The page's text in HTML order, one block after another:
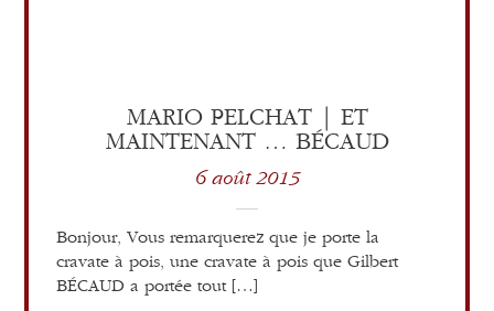
MARIO PELCHAT | ET
MAINTENANT … BÉCAUD
6 août 2015
Bonjour, Vous remarquerez que je porte la
cravate à pois, une cravate à pois que Gilbert
BÉCAUD a portée tout […]